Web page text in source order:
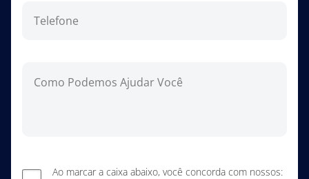
Ao marcar a caixa abaixo, você concorda com nossos: